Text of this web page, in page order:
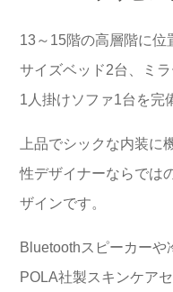
13～15階の高層階に位
サイズベッド2台、ミ
1人掛けソファ1台を完
上品でシックな内装
性デザイナーならでは
ザインです。
Bluetoothスピーカーや
POLA社製スキンケア